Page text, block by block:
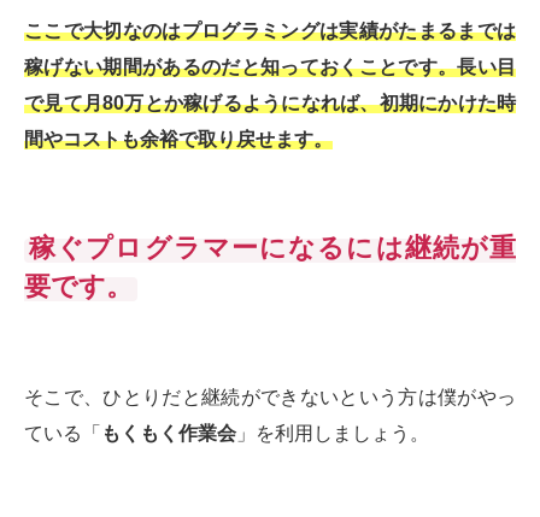
ここで大切なのはプログラミングは実績がたまるまでは
稼げない期間があるのだと知っておくことです。長い目
で見て月80万とか稼げるようになれば、初期にかけた時
間やコストも余裕で取り戻せます。
稼ぐプログラマーになるには継続が重
要です。
そこで、ひとりだと継続ができないという方は僕がやっ
ている「 もくもく作業会 」を利用しましょう。